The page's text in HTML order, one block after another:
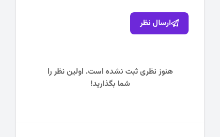
ارسال نظر
هنوز نظری ثبت نشده است. اولین نظر را
شما بگذارید!